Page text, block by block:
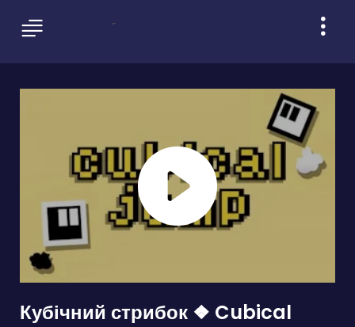
Кубічний стрибок ❖ Cubical